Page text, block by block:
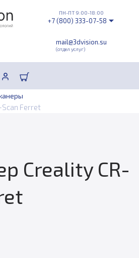
mail@3dvision.su
(отдел услуг)
ПН-ПТ 9:00-18:00
+7 (800) 333-07-58
Scan Ferret
Creality CR-